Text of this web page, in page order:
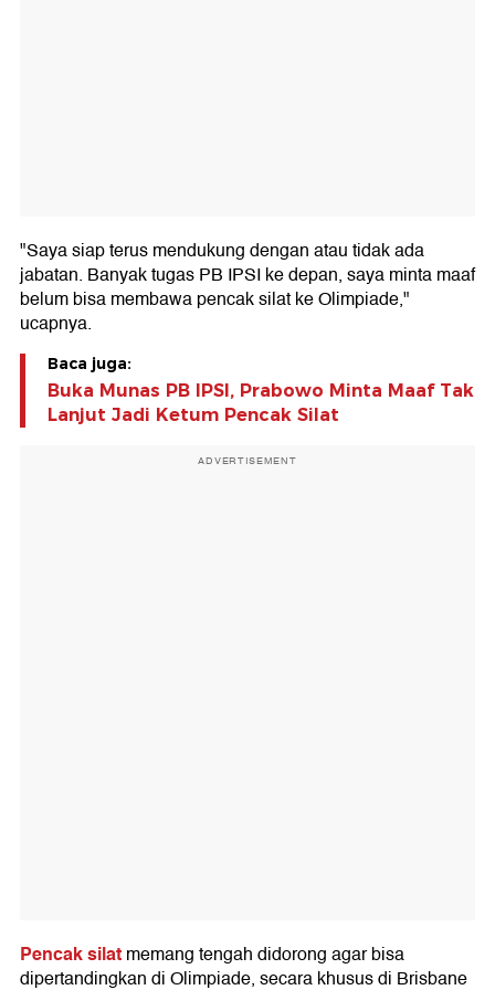
"Saya siap terus mendukung dengan atau tidak ada
jabatan. Banyak tugas PB IPSI ke depan, saya minta maaf
belum bisa membawa pencak silat ke Olimpiade,"
ucapnya.
Baca juga:
Buka Munas PB IPSI, Prabowo Minta Maaf Tak
Lanjut Jadi Ketum Pencak Silat
ADVERTISEMENT
Pencak silatmemang tengah didorong agar bisa
dipertandingkan di Olimpiade, secara khusus di Brisbane